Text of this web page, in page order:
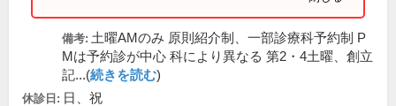
備考: 土曜AMのみ 原則紹介制、一部診療科予約制 P
Mは予約診が中心 科により異なる 第2・4土曜、創立
記...(続きを読む)
休診日: 日、祝